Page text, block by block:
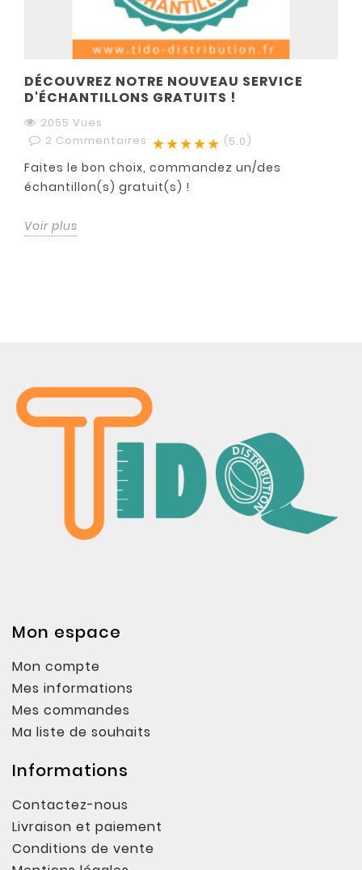
DÉCOUVREZ NOTRE NOUVEAU SERVICE
D'ÉCHANTILLONS GRATUITS !
2055 Vues
2 Commentaires ★★★★★ (5.0)
Faites le bon choix, commandez un/des
échantillon(s) gratuit(s) !
Voir plus
Mon espace
Mon compte
Mes informations
Mes commandes
Ma liste de souhaits
Informations
Contactez-nous
Livraison et paiement
Conditions de vente